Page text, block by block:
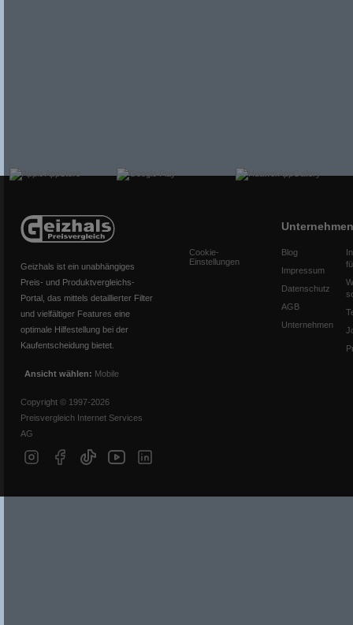
Geizhals ist ein unabhängiges
Preis- und Produktvergleichs-
Portal, das mittels detaillierter Filter
und vielfältiger Features eine
optimale Hilfestellung bei der
Kaufentscheidung bietet.
Ansicht wählen: Mobile
Copyright © 1997-2026
Preisvergleich Internet Services
AG
Cookie-
Einstellungen
Unternehmen
Blog
Impressum
Datenschutz
AGB
Unternehmen